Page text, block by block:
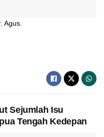
Agus.
Sejumlah Isu
Tengah Kedepan